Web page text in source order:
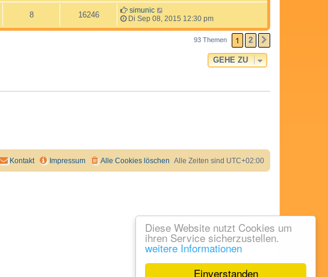
Einverstanden
Diese Website nutzt Cookies um
ihren Service sicherzustellen.
weitere Informationen
8 16246
simunic
Di Sep 08, 2015 12:30 pm
93 Themen 1 2
GEHE ZU
Alle Zeiten sind UTC+02:00
Alle Cookies löschen
Impressum
Kontakt